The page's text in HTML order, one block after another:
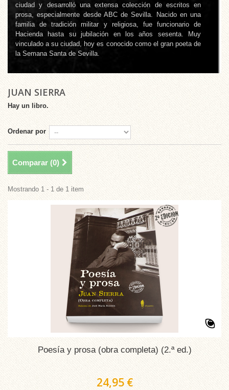
ciudad y desarrolló una extensa colección de escritos en
prosa, especialmente desde ABC de Sevilla. Nacido en una
familia de tradición militar y religiosa, fue funcionario de
Hacienda hasta su jubilación en los años sesenta. Muy
vinculado a su ciudad, hoy es conocido como el gran poeta de
la Semana Santa de Sevilla.
JUAN SIERRA
Hay un libro.
Ordenar por
Comparar (0)
Mostrando 1 - 1 de 1 item
Poesía y prosa (obra completa) (2.ª ed.)
24,95 €